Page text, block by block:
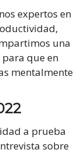
expertos en
una
que en
mentalmente
a prueba
sobre